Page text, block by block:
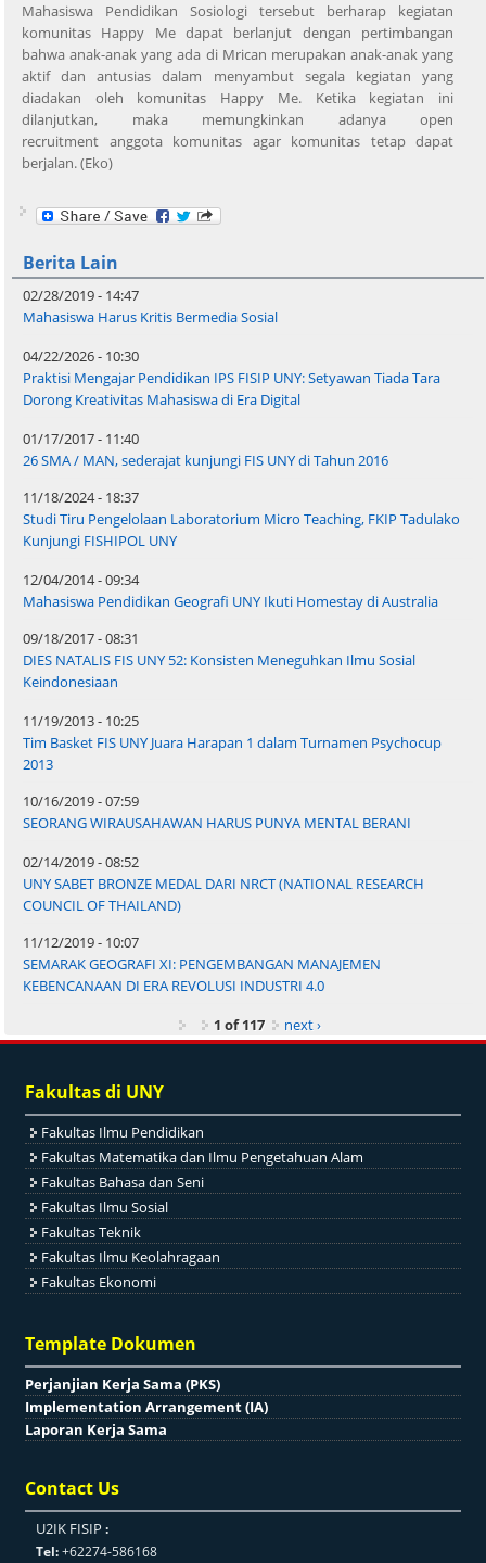
Mahasiswa Pendidikan Sosiologi tersebut berharap kegiatan
komunitas Happy Me dapat berlanjut dengan pertimbangan
bahwa anak-anak yang ada di Mrican merupakan anak-anak yang
aktif dan antusias dalam menyambut segala kegiatan yang
diadakan oleh komunitas Happy Me. Ketika kegiatan ini
dilanjutkan, maka memungkinkan adanya open
recruitment anggota komunitas agar komunitas tetap dapat
berjalan. (Eko)
Berita Lain
02/28/2019 - 14:47
Mahasiswa Harus Kritis Bermedia Sosial
04/22/2026 - 10:30
Praktisi Mengajar Pendidikan IPS FISIP UNY: Setyawan Tiada Tara
Dorong Kreativitas Mahasiswa di Era Digital
01/17/2017 - 11:40
26 SMA / MAN, sederajat kunjungi FIS UNY di Tahun 2016
11/18/2024 - 18:37
Studi Tiru Pengelolaan Laboratorium Micro Teaching, FKIP Tadulako
Kunjungi FISHIPOL UNY
12/04/2014 - 09:34
Mahasiswa Pendidikan Geografi UNY Ikuti Homestay di Australia
09/18/2017 - 08:31
DIES NATALIS FIS UNY 52: Konsisten Meneguhkan Ilmu Sosial
Keindonesiaan
11/19/2013 - 10:25
Tim Basket FIS UNY Juara Harapan 1 dalam Turnamen Psychocup
2013
10/16/2019 - 07:59
SEORANG WIRAUSAHAWAN HARUS PUNYA MENTAL BERANI
02/14/2019 - 08:52
UNY SABET BRONZE MEDAL DARI NRCT (NATIONAL RESEARCH
COUNCIL OF THAILAND)
11/12/2019 - 10:07
SEMARAK GEOGRAFI XI: PENGEMBANGAN MANAJEMEN
KEBENCANAAN DI ERA REVOLUSI INDUSTRI 4.0
1 of 117
next ›
Fakultas di UNY
Fakultas Ilmu Pendidikan
Fakultas Matematika dan Ilmu Pengetahuan Alam
Fakultas Bahasa dan Seni
Fakultas Ilmu Sosial
Fakultas Teknik
Fakultas Ilmu Keolahragaan
Fakultas Ekonomi
Template Dokumen
Perjanjian Kerja Sama (PKS)
Implementation Arrangement (IA)
Laporan Kerja Sama
Contact Us
U2IK FISIP :
Tel:+62274-586168